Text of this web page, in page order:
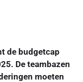
de budgetcap
De teambazen
moeten